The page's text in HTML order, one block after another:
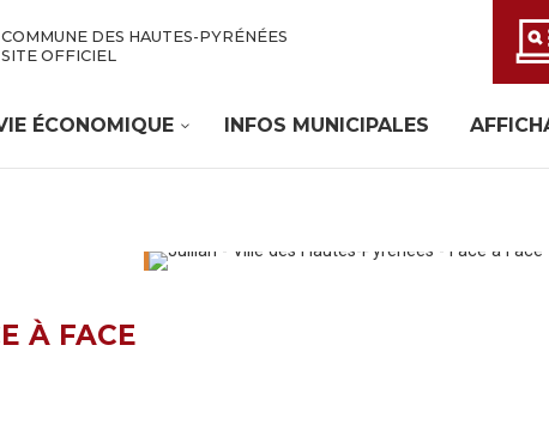
COMMUNE DES HAUTES-PYRÉNÉES
SITE OFFICIEL
ÉCONOMIQUE INFOS MUNICIPALES
À FACE